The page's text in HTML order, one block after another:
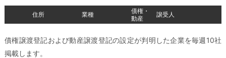
住所 業種
債権・
動産
譲受人
債権譲渡登記および動産譲渡登記の設定が判明した企業を毎週10社
掲載します。